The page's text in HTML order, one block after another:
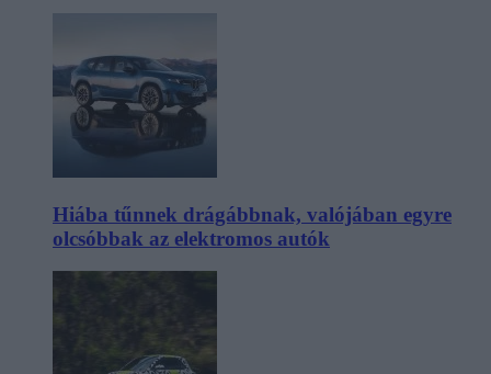
Hiába tűnnek drágábbnak, valójában egyre
olcsóbbak az elektromos autók